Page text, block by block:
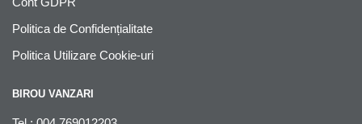
Politica de Confidențialitate
Politica Utilizare Cookie-uri
BIROU VANZARI